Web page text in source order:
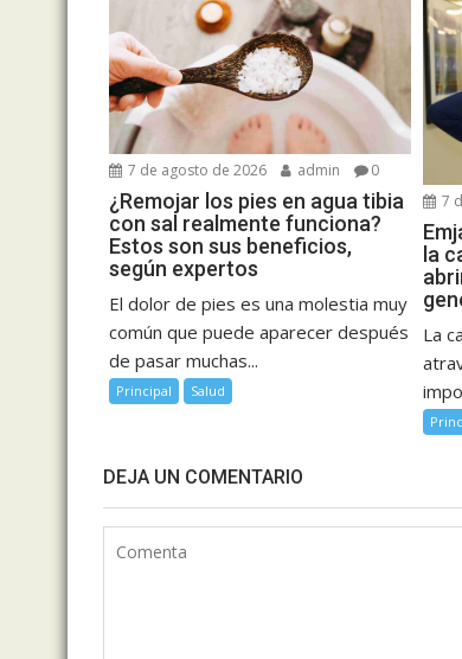
7 de agosto de 2026 admin 0
¿Remojar los pies en agua tibia
con sal realmente funciona?
Estos son sus beneficios,
según expertos
El dolor de pies es una molestia muy
común que puede aparecer después
de pasar muchas...
Principal Salud
7
la
La
DEJA UN COMENTARIO